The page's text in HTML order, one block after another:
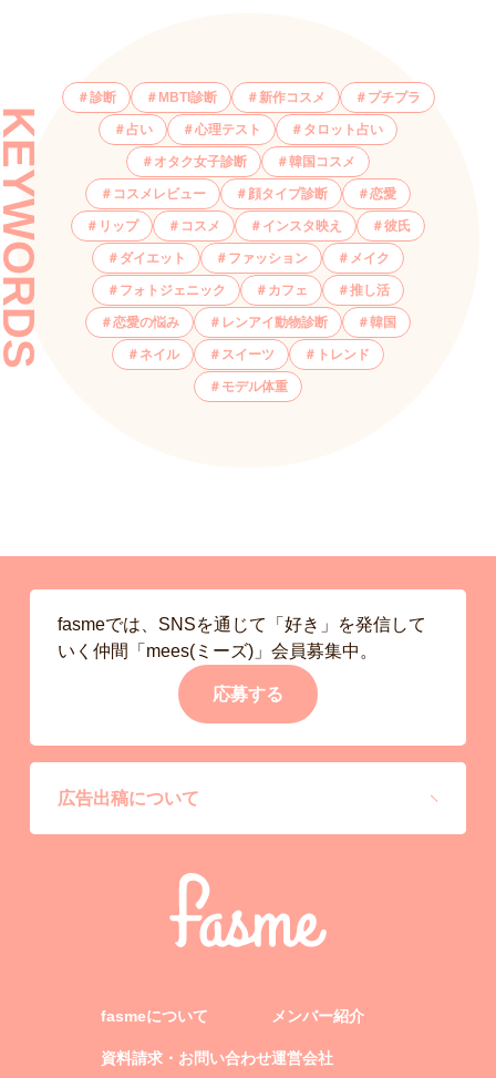
診断 MBTI診断 新作コスメ プチプラ
占い 心理テスト タロット占い
オタク女子診断 韓国コスメ
コスメレビュー 顔タイプ診断 恋愛
リップ コスメ インスタ映え 彼氏
ダイエット ファッション メイク
フォトジェニック カフェ 推し活
恋愛の悩み レンアイ動物診断 韓国
ネイル スイーツ トレンド
モデル体重
fasmeでは、SNSを通じて「好き」を発信して
いく仲間「mees(ミーズ)」会員募集中。
応募する
広告出稿について
fasmeについて
資料請求・お問い合わせ
メンバー紹介
運営会社